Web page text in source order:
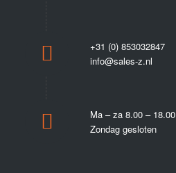
+31 (0) 853032847
info@sales-z.nl
Ma – za 8.00 – 18.00
Zondag gesloten